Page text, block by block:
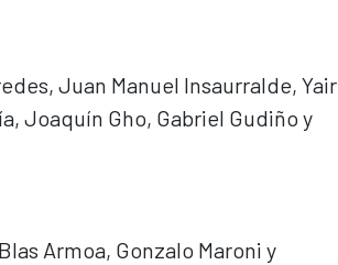
Juan Manuel Insaurralde, Yair
Joaquín Gho, Gabriel Gudiño y
Armoa, Gonzalo Maroni y